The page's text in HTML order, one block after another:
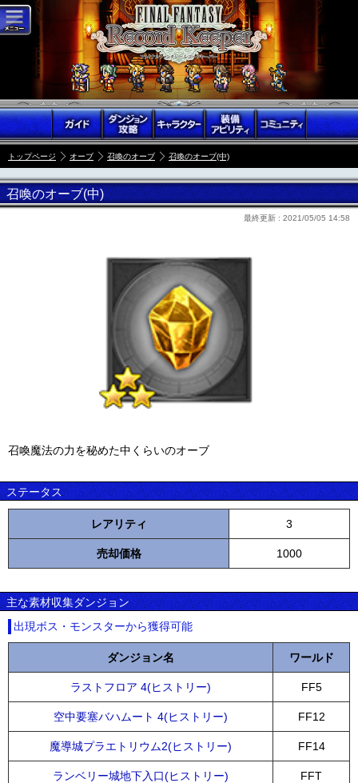
トップページ オーブ 召喚のオーブ 召喚のオーブ(中)
召喚のオーブ(中)
最終更新 : 2021/05/05 14:58
召喚魔法の力を秘めた中くらいのオーブ
ステータス
レアリティ 3
売却価格 1000
主な素材収集ダンジョン
出現ボス・モンスターから獲得可能
ダンジョン名 ワールド
ラストフロア 4(ヒストリー) FF5
空中要塞バハムート 4(ヒストリー) FF12
魔導城プラエトリウム2(ヒストリー) FF14
ランベリー城地下入口(ヒストリー) FFT